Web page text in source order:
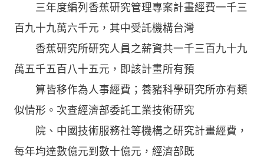
三年度編列香蕉研究管理專案計畫經費一千三
百九十九萬六千元，其中受託機構台灣
香蕉研究所研究人員之薪資共一千三百九十九
萬五千五百八十五元，即該計畫所有預
算皆移作為人事經費；養豬科學研究所亦有類
似情形。次查經濟部委託工業技術研究
院、中國技術服務社等機構之研究計畫經費，
每年均達數億元到數十億元，經濟部既